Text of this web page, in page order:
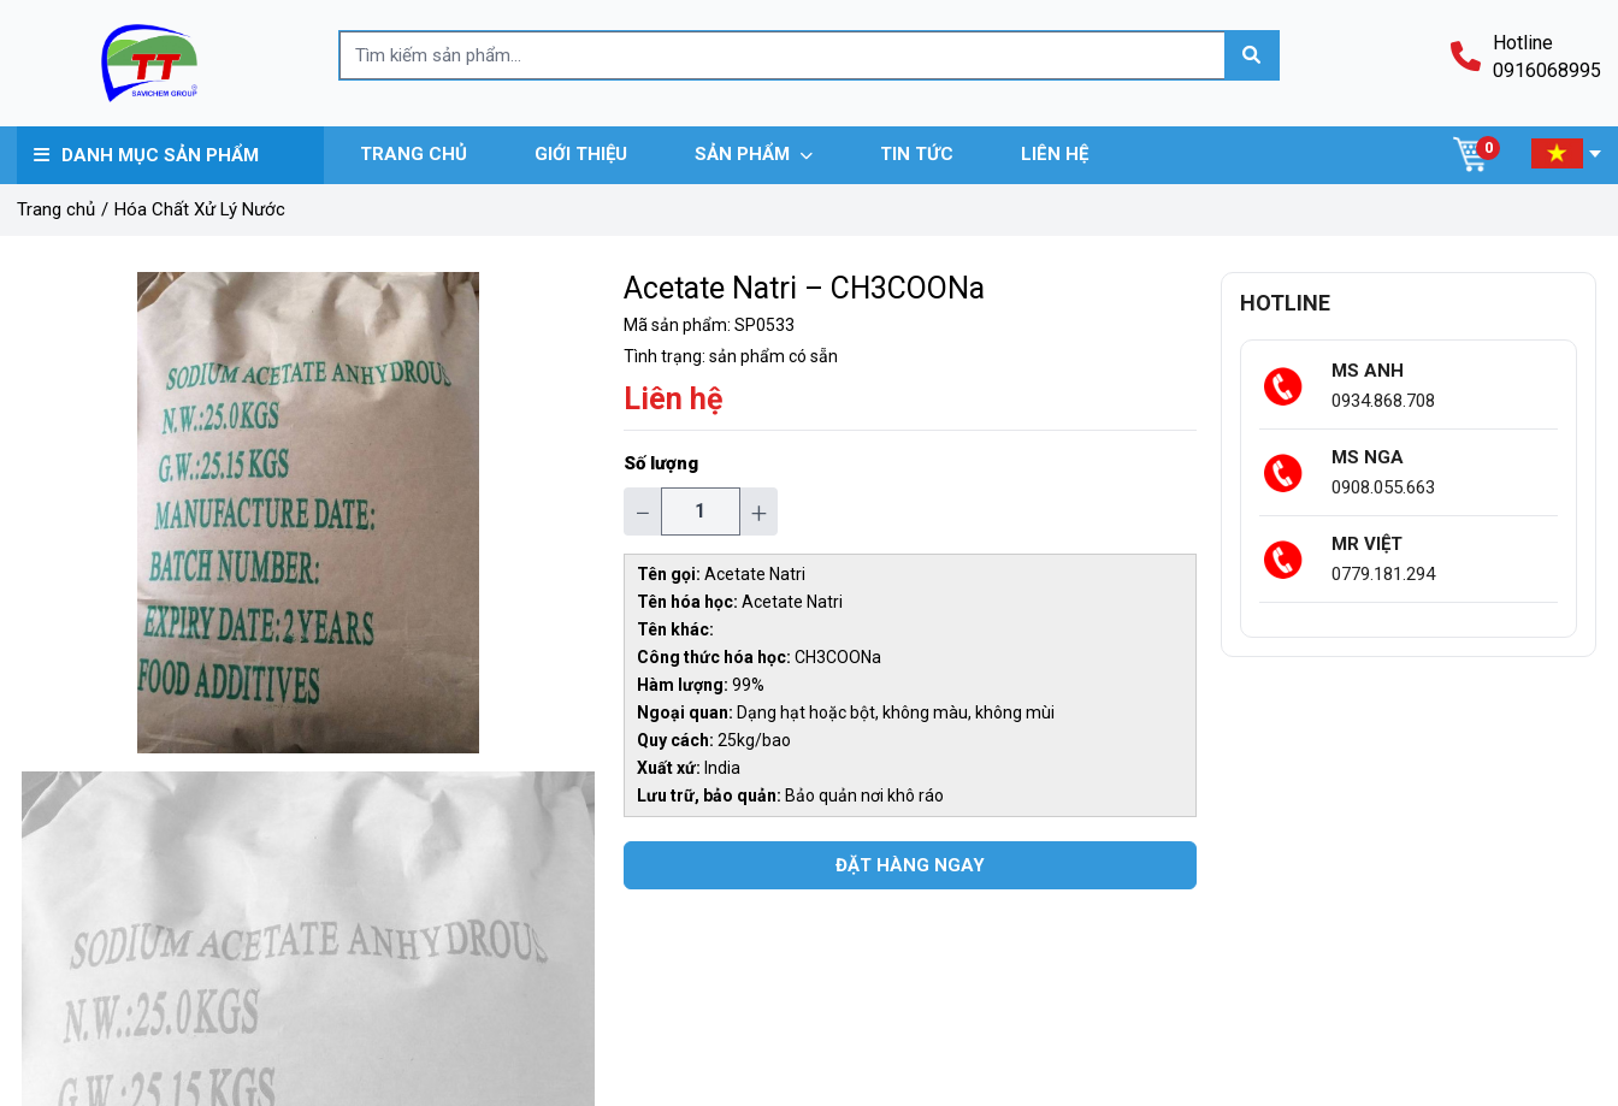
Hotline
0916068995
DANH MỤC SẢN PHẨM TRANG CHỦ GIỚI THIỆU SẢN PHẨM TIN TỨC LIÊN HỆ 0
Trang chủ / Hóa Chất Xử Lý Nước
Acetate Natri – CH3COONa
Mã sản phẩm: SP0533
Tình trạng: sản phẩm có sẵn
Liên hệ
Số lượng
− +
Tên gọi: Acetate Natri
Tên hóa học: Acetate Natri
Tên khác:
Công thức hóa học: CH3COONa
Hàm lượng: 99%
Ngoại quan: Dạng hạt hoặc bột, không màu, không mùi
Quy cách: 25kg/bao
Xuất xứ: India
Lưu trữ, bảo quản: Bảo quản nơi khô ráo
ĐẶT HÀNG NGAY
HOTLINE
MS ANH
0934.868.708
MS NGA
0908.055.663
MR VIỆT
0779.181.294